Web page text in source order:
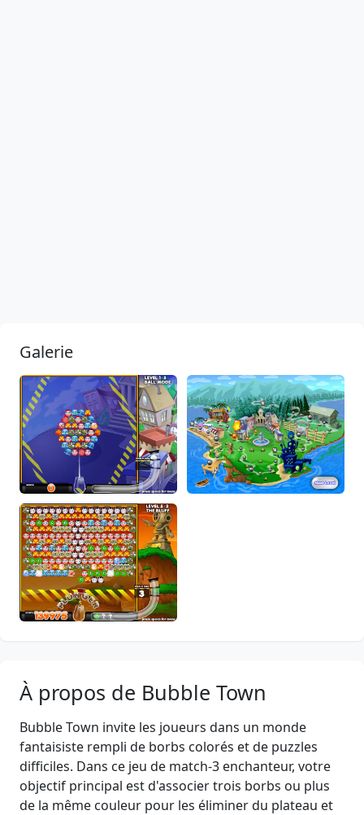
Galerie
À propos de Bubble Town
Bubble Town invite les joueurs dans un monde
fantaisiste rempli de borbs colorés et de puzzles
difficiles. Dans ce jeu de match-3 enchanteur, votre
objectif principal est d'associer trois borbs ou plus
de la même couleur pour les éliminer du plateau et